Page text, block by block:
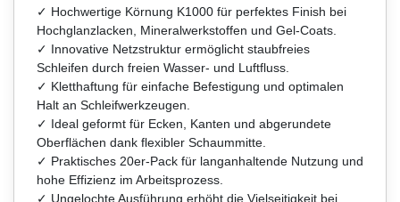
✓ Hochwertige Körnung K1000 für perfektes Finish bei
Hochglanzlacken, Mineralwerkstoffen und Gel-Coats.
✓ Innovative Netzstruktur ermöglicht staubfreies
Schleifen durch freien Wasser- und Luftfluss.
✓ Kletthaftung für einfache Befestigung und optimalen
Halt an Schleifwerkzeugen.
✓ Ideal geformt für Ecken, Kanten und abgerundete
Oberflächen dank flexibler Schaummitte.
✓ Praktisches 20er-Pack für langanhaltende Nutzung und
hohe Effizienz im Arbeitsprozess.
✓ Ungelochte Ausführung erhöht die Vielseitigkeit bei